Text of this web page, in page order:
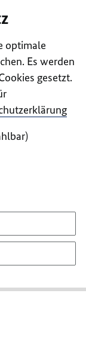
optimale
Es werden
gesetzt.